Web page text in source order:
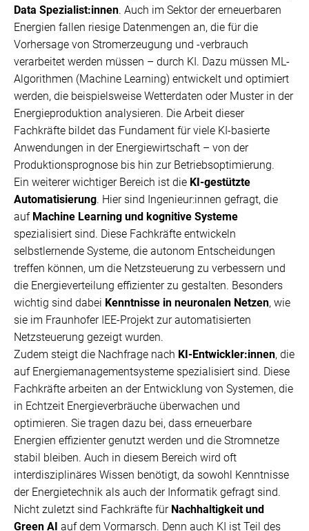
Data Spezialist:innen. Auch im Sektor der erneuerbaren
Energien fallen riesige Datenmengen an, die für die
Vorhersage von Stromerzeugung und -verbrauch
verarbeitet werden müssen – durch KI. Dazu müssen ML-
Algorithmen (Machine Learning) entwickelt und optimiert
werden, die beispielsweise Wetterdaten oder Muster in der
Energieproduktion analysieren. Die Arbeit dieser
Fachkräfte bildet das Fundament für viele KI-basierte
Anwendungen in der Energiewirtschaft – von der
Produktionsprognose bis hin zur Betriebsoptimierung.
Ein weiterer wichtiger Bereich ist die KI-gestützte
Automatisierung. Hier sind Ingenieur:innen gefragt, die
auf Machine Learning und kognitive Systeme
spezialisiert sind. Diese Fachkräfte entwickeln
selbstlernende Systeme, die autonom Entscheidungen
treffen können, um die Netzsteuerung zu verbessern und
die Energieverteilung effizienter zu gestalten. Besonders
wichtig sind dabei Kenntnisse in neuronalen Netzen, wie
sie im Fraunhofer IEE-Projekt zur automatisierten
Netzsteuerung gezeigt wurden.
Zudem steigt die Nachfrage nach KI-Entwickler:innen, die
auf Energiemanagementsysteme spezialisiert sind. Diese
Fachkräfte arbeiten an der Entwicklung von Systemen, die
in Echtzeit Energieverbräuche überwachen und
optimieren. Sie tragen dazu bei, dass erneuerbare
Energien effizienter genutzt werden und die Stromnetze
stabil bleiben. Auch in diesem Bereich wird oft
interdisziplinäres Wissen benötigt, da sowohl Kenntnisse
der Energietechnik als auch der Informatik gefragt sind.
Nicht zuletzt sind Fachkräfte für Nachhaltigkeit und
Green AI auf dem Vormarsch. Denn auch KI ist Teil des